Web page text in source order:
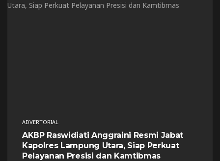
ADVERTORIAL
AKBP Raswidiati Anggraini Resmi Jabat
Kapolres Lampung Utara, Siap Perkuat
Pelayanan Presisi dan Kamtibmas